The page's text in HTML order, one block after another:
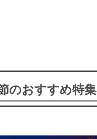
のおすすめ特集